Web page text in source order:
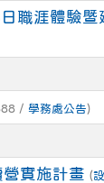
職涯體驗
/ 學務處公告)
實施計畫 (